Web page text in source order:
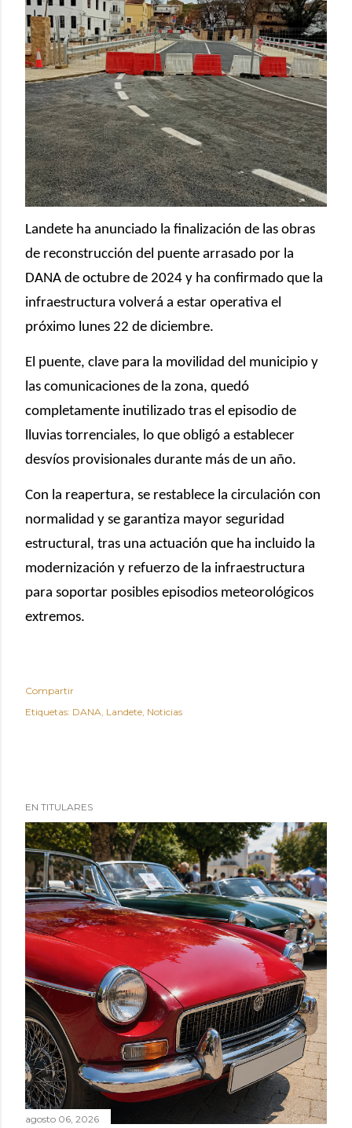
Landete ha anunciado la finalización de las obras
de reconstrucción del puente arrasado por la
DANA de octubre de 2024 y ha confirmado que la
infraestructura volverá a estar operativa el
próximo lunes 22 de diciembre.
El puente, clave para la movilidad del municipio y
las comunicaciones de la zona, quedó
completamente inutilizado tras el episodio de
lluvias torrenciales, lo que obligó a establecer
desvíos provisionales durante más de un año.
Con la reapertura, se restablece la circulación con
normalidad y se garantiza mayor seguridad
estructural, tras una actuación que ha incluido la
modernización y refuerzo de la infraestructura
para soportar posibles episodios meteorológicos
extremos.
Compartir
Etiquetas: DANA Landete Noticias
EN TITULARES
agosto 06, 2026